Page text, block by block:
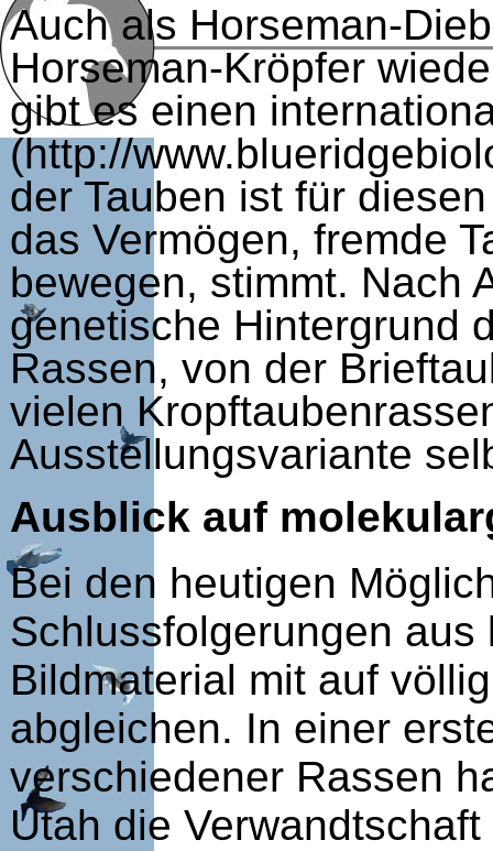
Auch als Horseman-
Horseman-Kröpfer
gibt es einen
(http://
der Tauben ist für
das Vermögen, fremde
bewegen, stimmt. Nach
genetische Hintergrund
Rassen, von der
vielen
Ausstellungsvariante
Ausblick auf
Bei den heutigen
Schlussfolgerungen
Bildmaterial mit auf
abgleichen. In einer
verschiedener Rassen
Utah die